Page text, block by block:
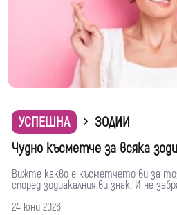
УСПЕШНА
ЗОДИИ
Чудно късметче за всяка
Вижте какво е късметчето ви за
според зодиакалния ви знак. И не
24 юни 2026